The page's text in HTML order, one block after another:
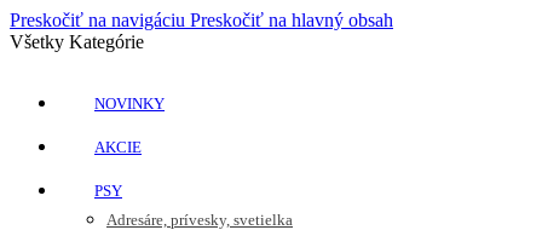
Preskočiť na navigáciu Preskočiť na hlavný obsah
Všetky Kategórie
NOVINKY
AKCIE
PSY
Adresáre, prívesky, svetielka